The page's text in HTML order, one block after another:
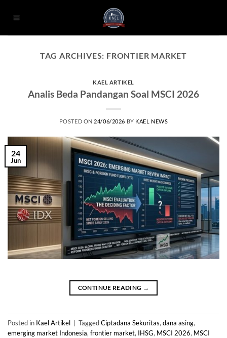
TAG ARCHIVES: FRONTIER MARKET
KAEL ARTIKEL
Analis Beda Pandangan Soal MSCI 2026
POSTED ON 24/06/2026 BY KAEL NEWS
24
Jun
CONTINUE READING →
Posted in Kael Artikel | TaggedCiptadana Sekuritas, dana asing,
emerging market Indonesia, frontier market, IHSG, MSCI 2026, MSCI